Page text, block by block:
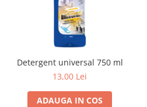
Detergent universal 750 ml
13,00 Lei
ADAUGA IN COS